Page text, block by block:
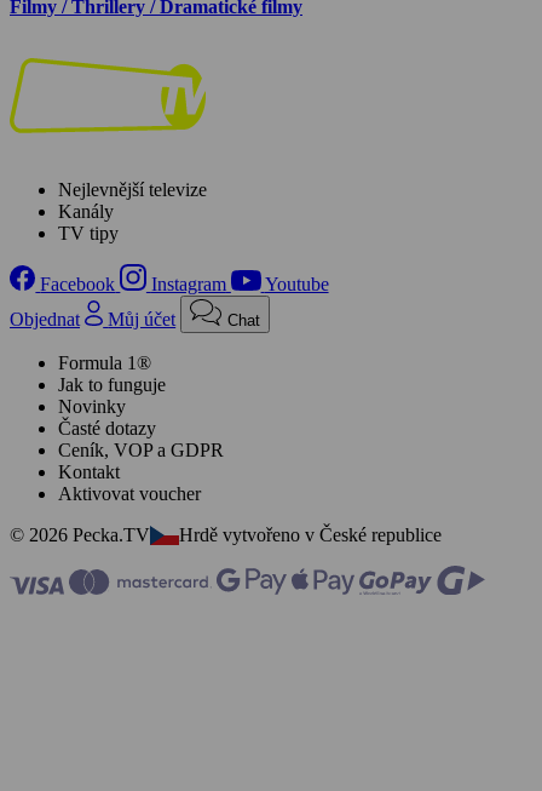
Filmy / Thrillery / Dramatické filmy
Nejlevnější televize
Kanály
TV tipy
Facebook Instagram
Youtube
Objednat
Můj účet Chat
Formula 1®
Jak to funguje
Novinky
Časté dotazy
Ceník, VOP a GDPR
Kontakt
Aktivovat voucher
© 2026 Pecka.TV
Hrdě vytvořeno v České republice